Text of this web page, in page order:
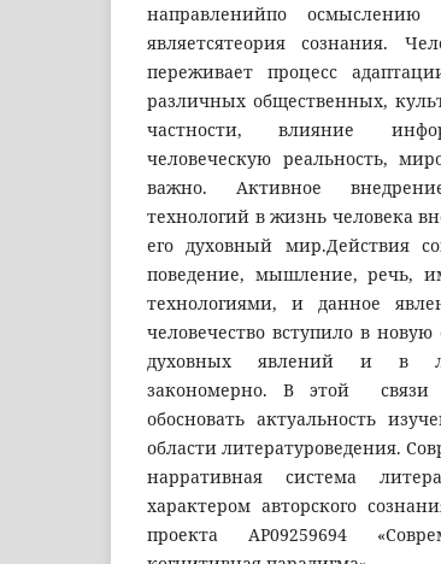
направленийпо осмыслению
являетсятеория сознания.
переживает процесс
различных общественных,
частности, влияние
человеческую реальность,
важно. Активное
технологий в жизнь человека
его духовный мир.Действия
поведение, мышление, речь,
технологиями, и данное
человечество вступило в
духовных явлений и в
закономерно. В этой связи
обосновать актуальность
области литературоведения.
нарративная система
характером авторского
проекта AP09259694